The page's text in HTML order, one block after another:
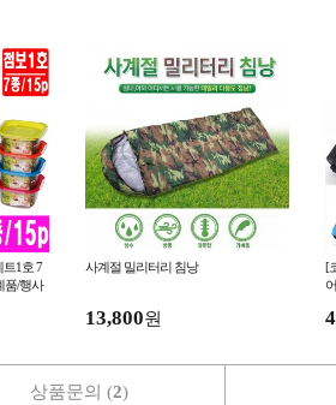
1호 7
품/행사
사계절 밀리터리 침낭
13,800원
[
상품문의 (2)